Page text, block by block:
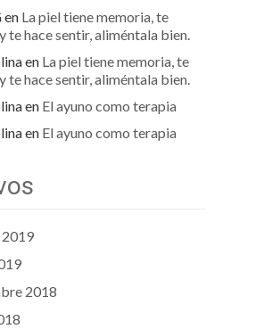
en La piel tiene memoria, te
te hace sentir, aliméntala bien.
en La piel tiene memoria, te
te hace sentir, aliméntala bien.
en El ayuno como terapia
en El ayuno como terapia
2018